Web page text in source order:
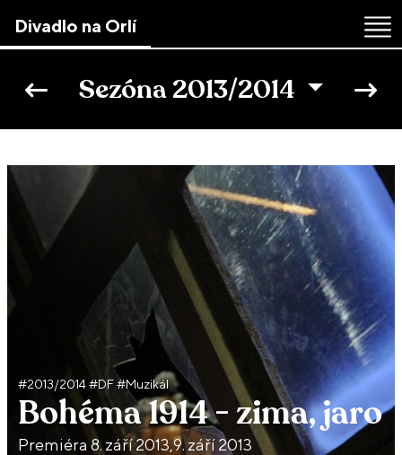
↷
Divadlo na Orlí
Sezóna 2013/2014
#2013/2014 #DF #Muzikál
Bohéma 1914 - zima, jaro
Premiéra 8. září 2013,9. září 2013